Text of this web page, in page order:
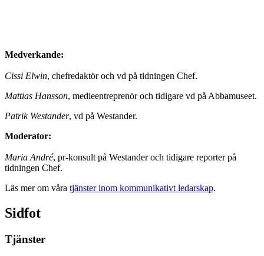
Medverkande:
Cissi Elwin, chefredaktör och vd på tidningen Chef.
Mattias Hansson, medieentreprenör och tidigare vd på Abbamuseet.
Patrik Westander, vd på Westander.
Moderator:
Maria André, pr-konsult på Westander och tidigare reporter på
tidningen Chef.
Läs mer om våra tjänster inom kommunikativt ledarskap.
Sidfot
Tjänster